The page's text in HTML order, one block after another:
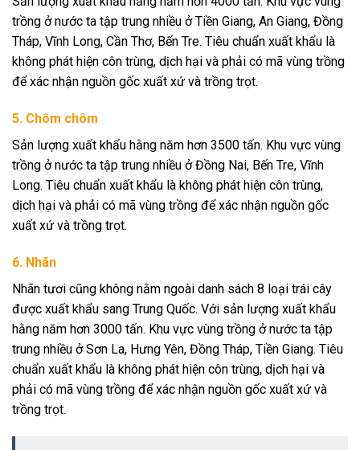
trồng ở nước ta tập trung nhiều ở Tiền Giang, An Giang, Đồng
Tháp, Vĩnh Long, Cần Thơ, Bến Tre. Tiêu chuẩn xuất khẩu là
không phát hiện côn trùng, dịch hại và phải có mã vùng trồng
để xác nhận nguồn gốc xuất xứ và trồng trọt.
5. Chôm chôm
Sản lượng xuất khẩu hằng năm hơn 3500 tấn. Khu vực vùng
trồng ở nước ta tập trung nhiều ở Đồng Nai, Bến Tre, Vĩnh
Long. Tiêu chuẩn xuất khẩu là không phát hiện côn trùng,
dịch hại và phải có mã vùng trồng để xác nhận nguồn gốc
xuất xứ và trồng trọt.
6. Nhãn
Nhãn tươi cũng không nằm ngoài danh sách 8 loại trái cây
được xuất khẩu sang Trung Quốc. Với sản lượng xuất khẩu
hằng năm hơn 3000 tấn. Khu vực vùng trồng ở nước ta tập
trung nhiều ở Sơn La, Hưng Yên, Đồng Tháp, Tiền Giang. Tiêu
chuẩn xuất khẩu là không phát hiện côn trùng, dịch hại và
phải có mã vùng trồng để xác nhận nguồn gốc xuất xứ và
trồng trọt.